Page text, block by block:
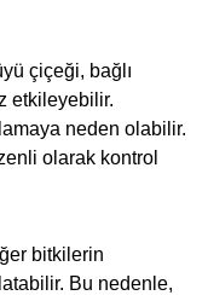
çiçeği, bağlı
etkileyebilir.
neden olabilir.
olarak kontrol
bitkilerin
Bu nedenle,